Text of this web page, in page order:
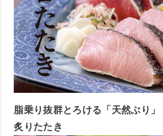
脂乗り抜群とろける「天然ぶり」
炙りたたき